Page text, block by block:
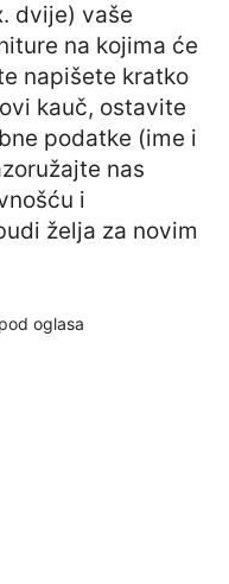
dvije) vaše
na kojima će
napišete kratko
kauč, ostavite
podatke (ime i
nas
i
želja za novim
oglasa